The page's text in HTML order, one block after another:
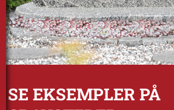
SE EKSEMPLER PÅ